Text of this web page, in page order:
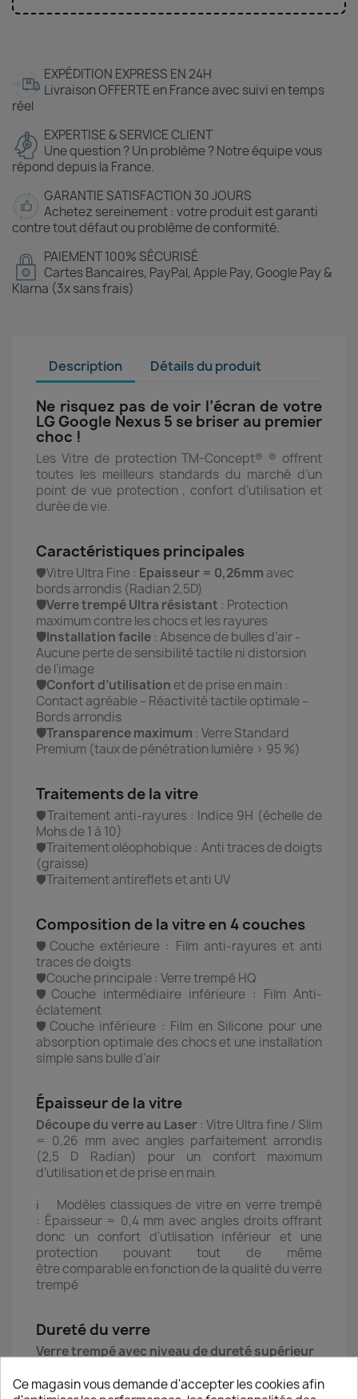
EXPÉDITION EXPRESS EN 24H
Livraison OFFERTE en France avec suivi en temps
réel
EXPERTISE & SERVICE CLIENT
Une question ? Un problème ? Notre équipe vous
répond depuis la France.
GARANTIE SATISFACTION 30 JOURS
Achetez sereinement : votre produit est garanti
contre tout défaut ou problème de conformité.
PAIEMENT 100% SÉCURISÉ
Cartes Bancaires, PayPal, Apple Pay, Google Pay &
Klarna (3x sans frais)
Description Détails du produit
Ne risquez pas de voir l’écran de votre
LG Google Nexus 5 se briser au premier
choc !
Les Vitre de protection TM-Concept® ® offrent
toutes les meilleurs standards du marché d’un
point de vue protection , confort d’utilisation et
durée de vie.
Caractéristiques principales
🛡️Vitre Ultra Fine : Epaisseur = 0,26mm avec
bords arrondis (Radian 2,5D)
🛡️Verre trempé Ultra résistant : Protection
maximum contre les chocs et les rayures
🛡️Installation facile : Absence de bulles d’air -
Aucune perte de sensibilité tactile ni distorsion
de l’image
🛡️Confort d’utilisation et de prise en main :
Contact agréable – Réactivité tactile optimale –
Bords arrondis
🛡️Transparence maximum : Verre Standard
Premium (taux de pénétration lumière > 95 %)
Traitements de la vitre
🛡️Traitement anti-rayures : Indice 9H (échelle de
Mohs de 1 à 10)
🛡️Traitement oléophobique : Anti traces de doigts
(graisse)
🛡️Traitement antireflets et anti UV
Composition de la vitre en 4 couches
🛡️Couche extérieure : Film anti-rayures et anti
traces de doigts
🛡️Couche principale : Verre trempé HQ
🛡️Couche intermédiaire inférieure : Film Anti-
éclatement
🛡️Couche inférieure : Film en Silicone pour une
absorption optimale des chocs et une installation
simple sans bulle d’air
Épaisseur de la vitre
Découpe du verre au Laser : Vitre Ultra fine / Slim
= 0,26 mm avec angles parfaitement arrondis
(2,5 D Radian) pour un confort maximum
d’utilisation et de prise en main.
ℹ️ Modèles classiques de vitre en verre trempé
: Épaisseur = 0,4 mm avec angles droits offrant
donc un confort d'utlisation inférieur et une
protection pouvant tout de même
être comparable en fonction de la qualité du verre
trempé
Dureté du verre
Verre trempé avec niveau de dureté supérieur
une absorption de chocs optimale
Ce magasin vous demande d'accepter les cookies afin